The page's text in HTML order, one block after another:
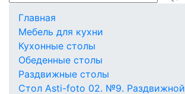
Главная
Мебель для кухни
Кухонные столы
Обеденные столы
Раздвижные столы
Стол Asti-foto 02. №9. Раздвижной